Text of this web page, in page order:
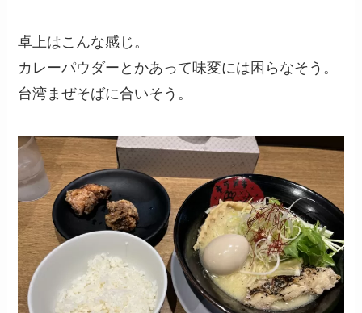
卓上はこんな感じ。
カレーパウダーとかあって味変には困らなそう。
台湾まぜそばに合いそう。